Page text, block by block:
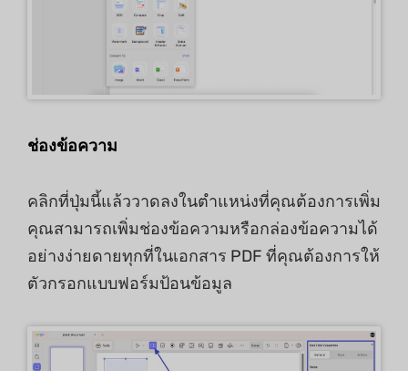
ช่องข้อความ
คลิกที่ปุ่มนี้แล้ววาดลงในตำแหน่งที่คุณต้องการเพิ่ม
คุณสามารถเพิ่มช่องข้อความหรือกล่องข้อความได้
อย่างง่ายดายทุกที่ในเอกสาร PDF ที่คุณต้องการให้
ตัวกรอกแบบฟอร์มป้อนข้อมูล